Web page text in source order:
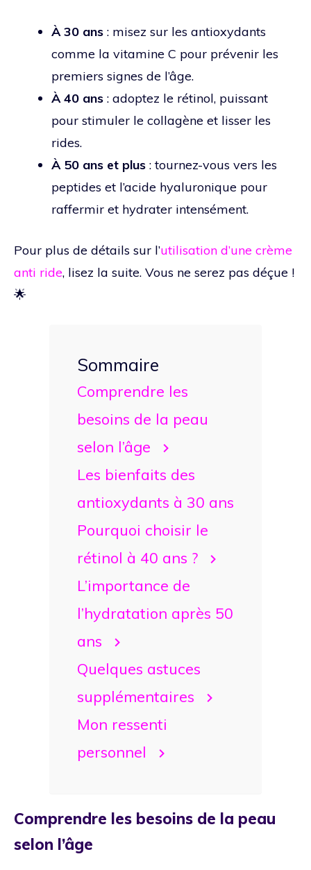
À 30 ans : misez sur les antioxydants
comme la vitamine C pour prévenir les
premiers signes de l’âge.
À 40 ans : adoptez le rétinol, puissant
pour stimuler le collagène et lisser les
rides.
À 50 ans et plus : tournez-vous vers les
peptides et l’acide hyaluronique pour
raffermir et hydrater intensément.
Pour plus de détails sur l’utilisation d’une crème
anti ride, lisez la suite. Vous ne serez pas déçue !
🌟
Sommaire
Comprendre les
besoins de la peau
selon l’âge
Les bienfaits des
antioxydants à 30 ans
Pourquoi choisir le
rétinol à 40 ans ?
L’importance de
l’hydratation après 50
ans
Quelques astuces
supplémentaires
Mon ressenti
personnel
Comprendre les besoins de la peau
selon l’âge